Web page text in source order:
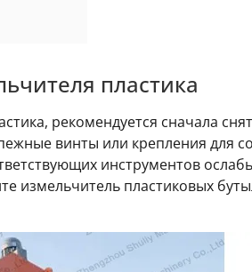
пластика
рекомендуется сначала
винты или крепления для
инструментов
измельчитель пластиковых